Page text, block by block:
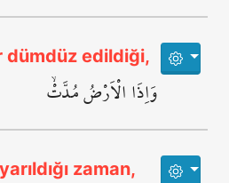
dümdüz edildiği,
وَاِذَا الْاَرْضُ مُدَّتْۙ
zaman,